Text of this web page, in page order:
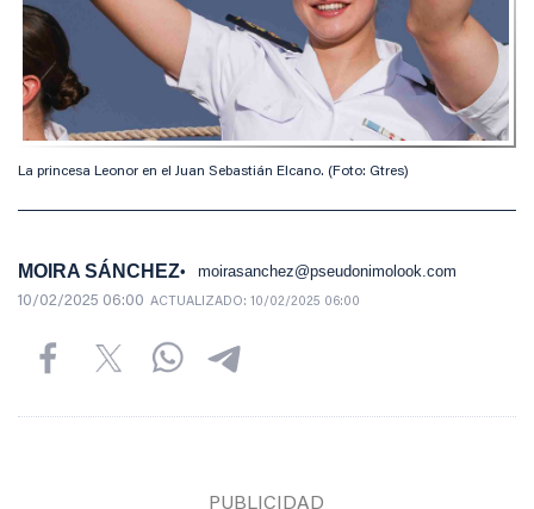
La princesa Leonor en el Juan Sebastián Elcano. (Foto: Gtres)
MOIRA SÁNCHEZ moirasanchez@pseudonimolook.com
10/02/2025 06:00 ACTUALIZADO: 10/02/2025 06:00